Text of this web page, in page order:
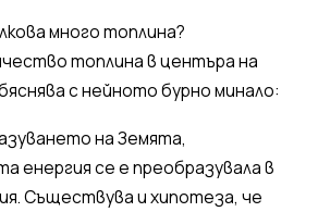
много топлина?
топлина в центъра на
с нейното бурно минало:
на Земята,
енергия се е преобразувала в
Съществува и хипотеза, че